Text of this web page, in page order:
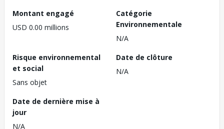
Montant engagé
USD 0.00 millions
Catégorie
Environnementale
N/A
Risque environnemental
et social
Sans objet
Date de clôture
N/A
Date de dernière mise à
jour
N/A